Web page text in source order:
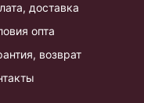
доставка
опта
возврат